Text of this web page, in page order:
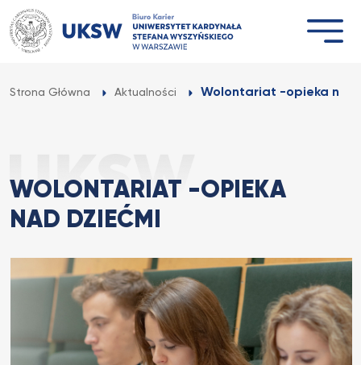
Przejdź
do
treści
Strona Główna Aktualności Wolontariat -opieka nad
WOLONTARIAT -OPIEKA
NAD DZIEĆMI